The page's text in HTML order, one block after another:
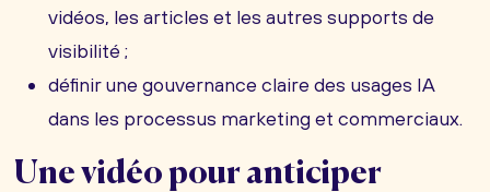
vidéos, les articles et les autres supports de
visibilité ;
définir une gouvernance claire des usages IA
dans les processus marketing et commerciaux.
Une vidéo pour anticiper